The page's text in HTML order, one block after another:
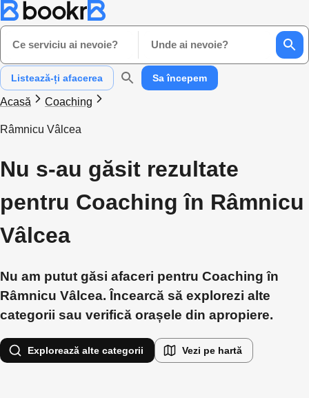
Ce serviciu ai nevoie? Unde ai nevoie?
Listează-ți afacerea Sa începem
Acasă Coaching
Râmnicu Vâlcea
Nu s-au găsit rezultate
pentru Coaching în Râmnicu
Vâlcea
Nu am putut găsi afaceri pentru Coaching în
Râmnicu Vâlcea. Încearcă să explorezi alte
categorii sau verifică orașele din apropiere.
Explorează alte categorii Vezi pe hartă